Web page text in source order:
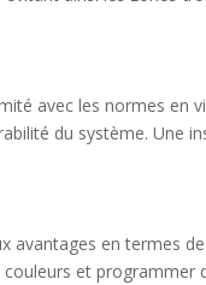
avec les normes en
du système. Une
avantages en termes
et programmer